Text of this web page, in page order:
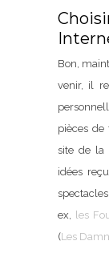
Bon,
venir, il
pièces
site de la
idées
ex, les
(Les